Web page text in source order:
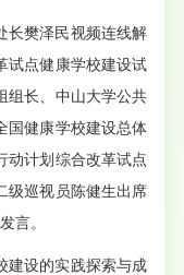
长樊泽民视频连线解
试点健康学校建设试
组长、中山大学公共
国健康学校建设总体
动计划综合改革试点
级巡视员陈健生出席
言。
建设的实践探索与成